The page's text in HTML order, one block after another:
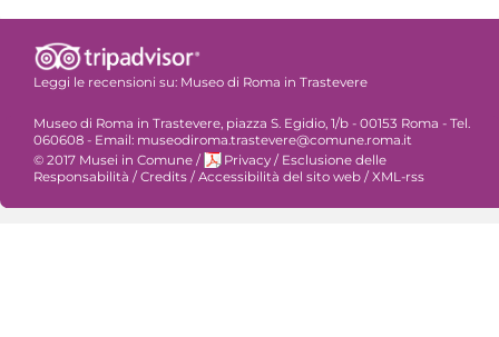
Leggi le recensioni su: Museo di Roma in Trastevere
Museo di Roma in Trastevere, piazza S. Egidio, 1/b - 00153 Roma - Tel.
060608 - Email: museodiroma.trastevere@comune.roma.it
© 2017 Musei in Comune / Privacy / Esclusione delle
Responsabilità / Credits / Accessibilità del sito web / XML-rss